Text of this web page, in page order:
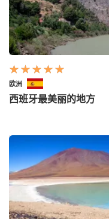
欧洲
西班牙最美丽的地方